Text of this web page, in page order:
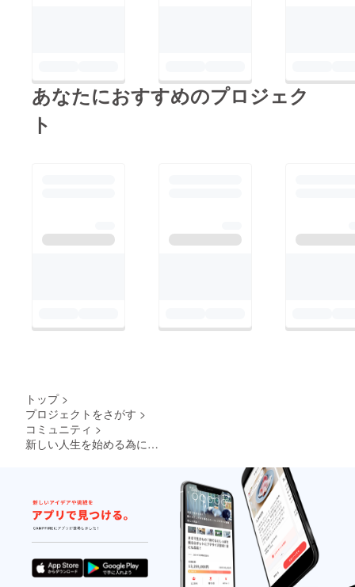
あなたにおすすめのプロジェク
ト
トップ >
プロジェクトをさがす >
コミュニティ >
新しい人生を始める為に…